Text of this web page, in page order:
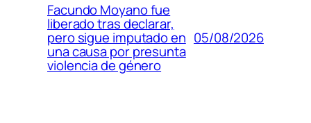
Facundo Moyano fue
liberado tras declarar,
pero sigue imputado en
una causa por presunta
violencia de género
05/08/2026